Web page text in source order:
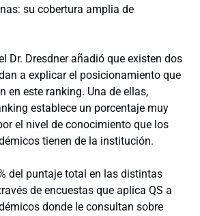
su cobertura amplia de
Dr. Dresdner añadió que existen dos
a explicar el posicionamiento que
en este ranking. Una de ellas,
establece un porcentaje muy
el nivel de conocimiento que los
tienen de la institución.
del puntaje total en las distintas
de encuestas que aplica QS a
donde le consultan sobre